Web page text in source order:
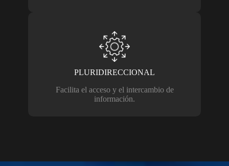
PLURIDIRECCIONAL
Facilita el acceso y el intercambio de
información.